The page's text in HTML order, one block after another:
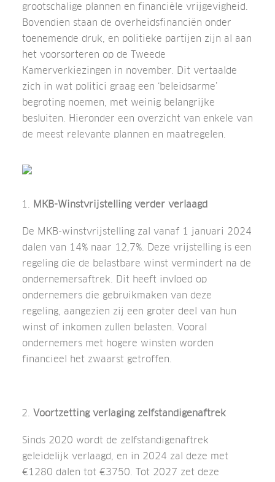
grootschalige plannen en financiële vrijgevigheid.
Bovendien staan de overheidsfinanciën onder
toenemende druk, en politieke partijen zijn al aan
het voorsorteren op de Tweede
Kamerverkiezingen in november. Dit vertaalde
zich in wat politici graag een ‘beleidsarme’
begroting noemen, met weinig belangrijke
besluiten. Hieronder een overzicht van enkele van
de meest relevante plannen en maatregelen.
MKB-Winstvrijstelling verder verlaagd
De MKB-winstvrijstelling zal vanaf 1 januari 2024
dalen van 14% naar 12,7%. Deze vrijstelling is een
regeling die de belastbare winst vermindert na de
ondernemersaftrek. Dit heeft invloed op
ondernemers die gebruikmaken van deze
regeling, aangezien zij een groter deel van hun
winst of inkomen zullen belasten. Vooral
ondernemers met hogere winsten worden
financieel het zwaarst getroffen.
Voortzetting verlaging zelfstandigenaftrek
Sinds 2020 wordt de zelfstandigenaftrek
geleidelijk verlaagd, en in 2024 zal deze met
€1280 dalen tot €3750. Tot 2027 zet deze